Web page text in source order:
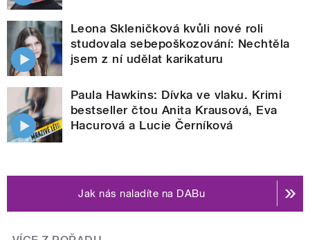
Leona Skleničková kvůli nové roli
studovala sebepoškozování: Nechtěla
jsem z ní udělat karikaturu
Paula Hawkins: Dívka ve vlaku. Krimi
bestseller čtou Anita Krausová, Eva
Hacurová a Lucie Černíková
Jak nás naladíte na DABu